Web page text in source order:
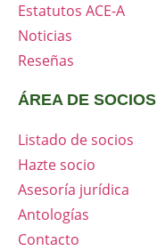
Estatutos ACE-A
Noticias
Reseñas
ÁREA DE SOCIOS
Listado de socios
Hazte socio
Asesoría jurídica
Antologías
Contacto